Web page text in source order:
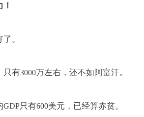
。
只有3000万左右，还不如阿富汗。
GDP只有600美元，已经算赤贫。